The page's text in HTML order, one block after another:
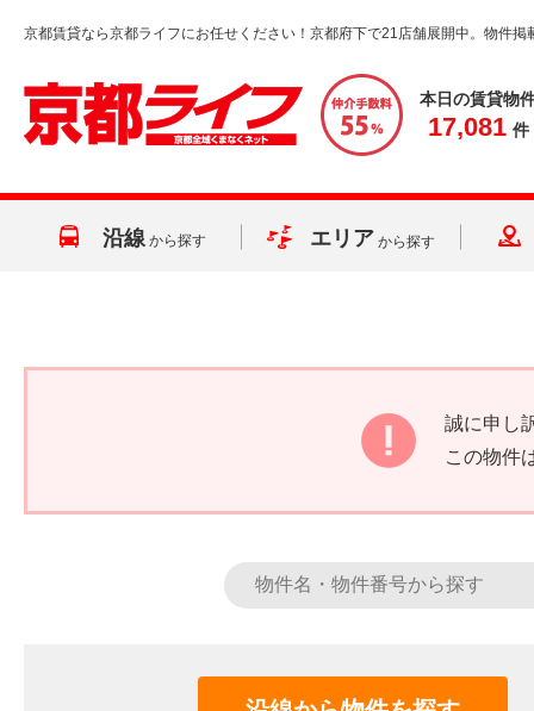
京都賃貸なら京都ライフにお任せください！京都府下で21店舗展開中。物件掲
本日の賃貸物
17,081 件
沿線 から探す エリア から探す
誠に申し
この物件